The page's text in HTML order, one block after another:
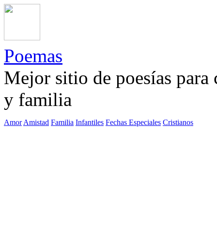
Poemas
Mejor sitio de poesías
y familia
Amor Amistad Familia Infantiles Fechas Especiales Cristianos